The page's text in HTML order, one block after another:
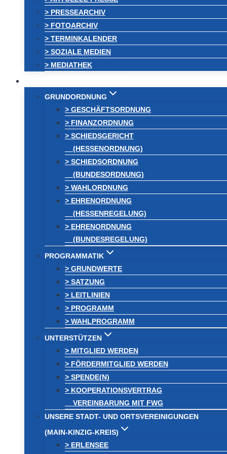
> PRESSEARCHIV
> FOTOARCHIV
> TERMINKALENDER
> SOZIALE MEDIEN
> MEDIATHEK
GRUNDORDNUNG
> GESCHÄFTSORDNUNG
> FINANZORDNUNG
> SCHIEDSGERICHT
(HESSENORDNUNG)
> SCHIEDSORDNUNG
(BUNDESORDNUNG)
> WAHLORDNUNG
> EHRENORDNUNG
(HESSENREGELUNG)
> EHRENORDNUNG
(BUNDESREGELUNG)
PROGRAMMATIK
> GRUNDWERTE
> SATZUNG
> LEITLINIEN
> PROGRAMM
> WAHLPROGRAMM
UNTERSTÜTZEN
> MITGLIED WERDEN
> FÖRDERMITGLIED WERDEN
> SPENDE(N)
> KOOPERATIONSVERTRAG
VEREINBARUNG MIT FWG
UNSERE STADT- UND ORTSVEREINIGUNGEN
(MAIN-KINZIG-KREIS)
> ERLENSEE